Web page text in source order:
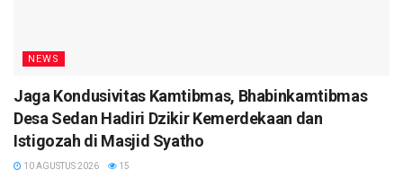
NEWS
Jaga Kondusivitas Kamtibmas, Bhabinkamtibmas
Desa Sedan Hadiri Dzikir Kemerdekaan dan
Istigozah di Masjid Syatho
10 AGUSTUS 2026 15